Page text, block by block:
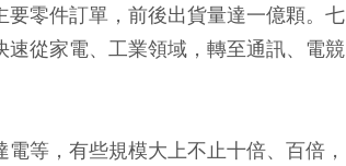
零件訂單，前後出貨量達一億顆。七
從家電、工業領域，轉至通訊、電競
等，有些規模大上不止十倍、百倍，